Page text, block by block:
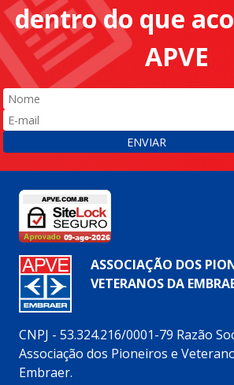
dentro do que
APVE
ENVIAR
ASSOCIAÇÃO DOS
VETERANOS DA
CNPJ - 53.324.216/0001-79 Razão
Associação dos Pioneiros e
Embraer.